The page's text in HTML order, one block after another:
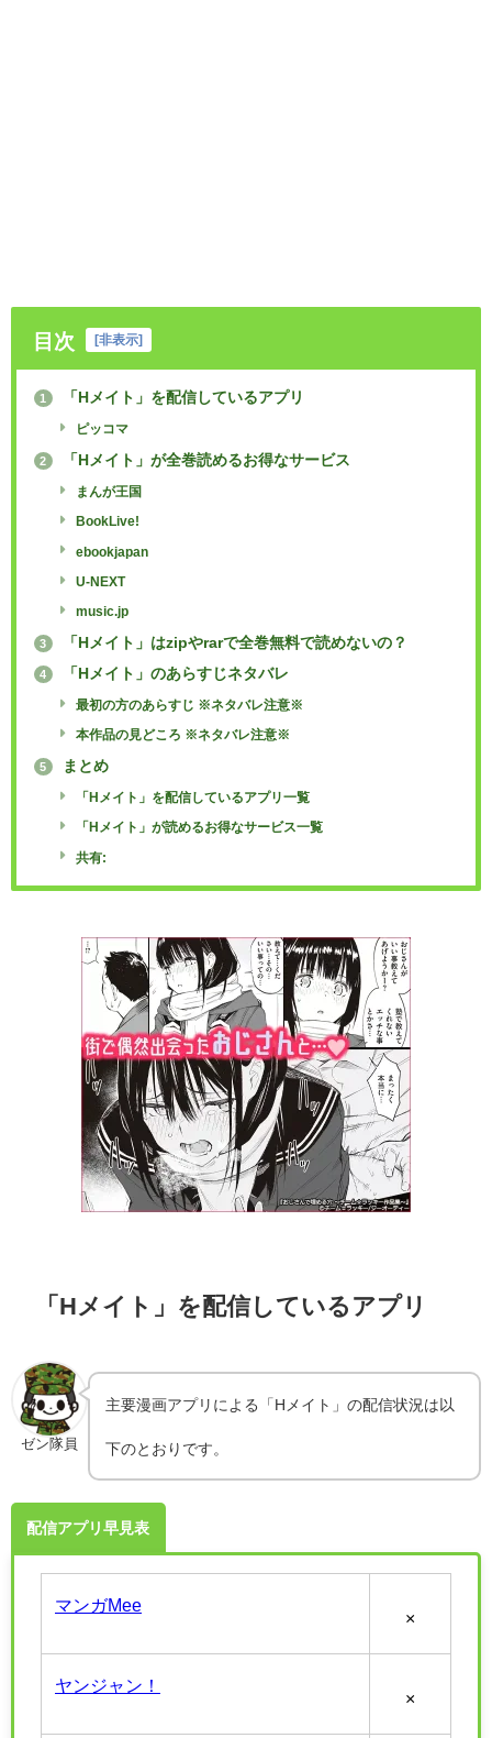
目次 [非表示]
1 「Hメイト」を配信しているアプリ
ピッコマ
2 「Hメイト」が全巻読めるお得なサービス
まんが王国
BookLive!
ebookjapan
U-NEXT
music.jp
3 「Hメイト」はzipやrarで全巻無料で読めないの？
4 「Hメイト」のあらすじネタバレ
最初の方のあらすじ ※ネタバレ注意※
本作品の見どころ ※ネタバレ注意※
5 まとめ
「Hメイト」を配信しているアプリ一覧
「Hメイト」が読めるお得なサービス一覧
共有:
「Hメイト」を配信しているアプリ
ゼン隊員
主要漫画アプリによる「Hメイト」の配信状況は以
下のとおりです。
配信アプリ早見表
マンガMee
×
ヤンジャン！
×